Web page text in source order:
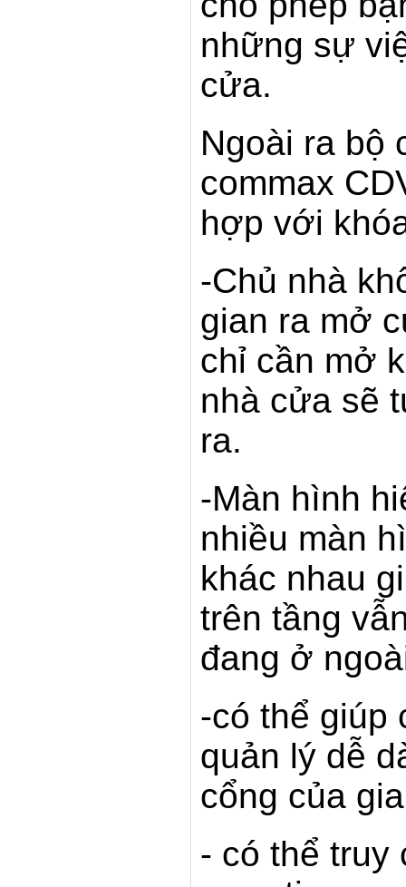
những sự
cửa.
Ngoài ra bộ
commax
hợp với
-Chủ nhà
gian ra mở
chỉ cần mở
nhà cửa sẽ
ra.
-Màn hình
nhiều màn
khác nhau
trên tầng
đang ở
-có thể giúp
quản lý dễ
cổng của
- có thể truy